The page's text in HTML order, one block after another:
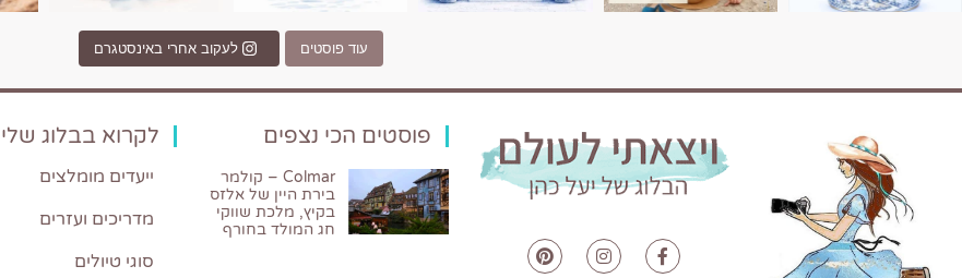
עוד פוסטים לעקוב אחרי באינסטגרם
פוסטים הכי נצפים
Colmar – קולמר
בירת היין של אלזס
בקיץ, מלכת שווקי
חג המולד בחורף
לקרוא בבלוג שלי
ייעדים מומלצים
מדריכים ועזרים
סוגי טיולים